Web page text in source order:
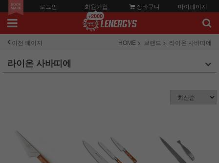
로그인 회원가입
+2000
장바구니 마이페이지
이전 페이지 HOME 브랜드 라이온 사바띠에
라이온 사바띠에